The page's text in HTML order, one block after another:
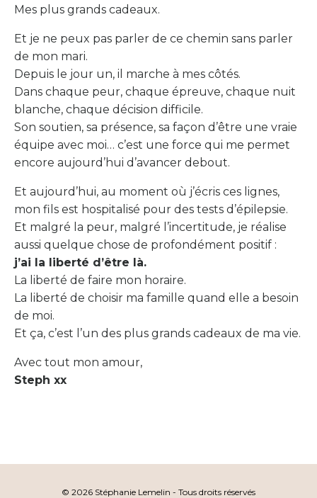
Mes plus grands cadeaux.
Et je ne peux pas parler de ce chemin sans parler
de mon mari.
Depuis le jour un, il marche à mes côtés.
Dans chaque peur, chaque épreuve, chaque nuit
blanche, chaque décision difficile.
Son soutien, sa présence, sa façon d’être une vraie
équipe avec moi… c’est une force qui me permet
encore aujourd’hui d’avancer debout.
Et aujourd’hui, au moment où j’écris ces lignes,
mon fils est hospitalisé pour des tests d’épilepsie.
Et malgré la peur, malgré l’incertitude, je réalise
aussi quelque chose de profondément positif :
j’ai la liberté d’être là.
La liberté de faire mon horaire.
La liberté de choisir ma famille quand elle a besoin
de moi.
Et ça, c’est l’un des plus grands cadeaux de ma vie.
Avec tout mon amour,
Steph xx
© 2026 Stéphanie Lemelin - Tous droits réservés